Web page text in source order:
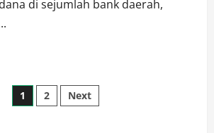
di sejumlah bank daerah,
Paginasi
1 2 Next